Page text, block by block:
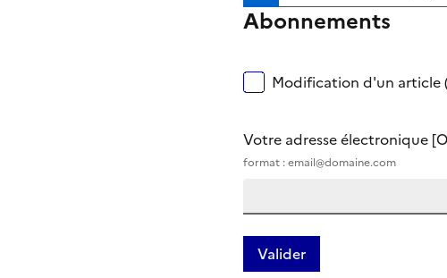
Abonnements
Modification d'un article
Votre adresse électronique
format : email@domaine.com